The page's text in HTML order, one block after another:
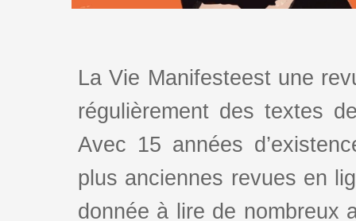
La Vie Manifesteest une
régulièrement des textes
Avec 15 années
plus anciennes revues en
donnée à lire de nombreux